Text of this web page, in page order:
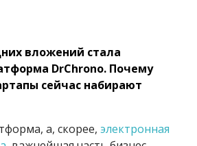
вложений стала
DrChrono. Почему
сейчас набирают
а, скорее, электронная